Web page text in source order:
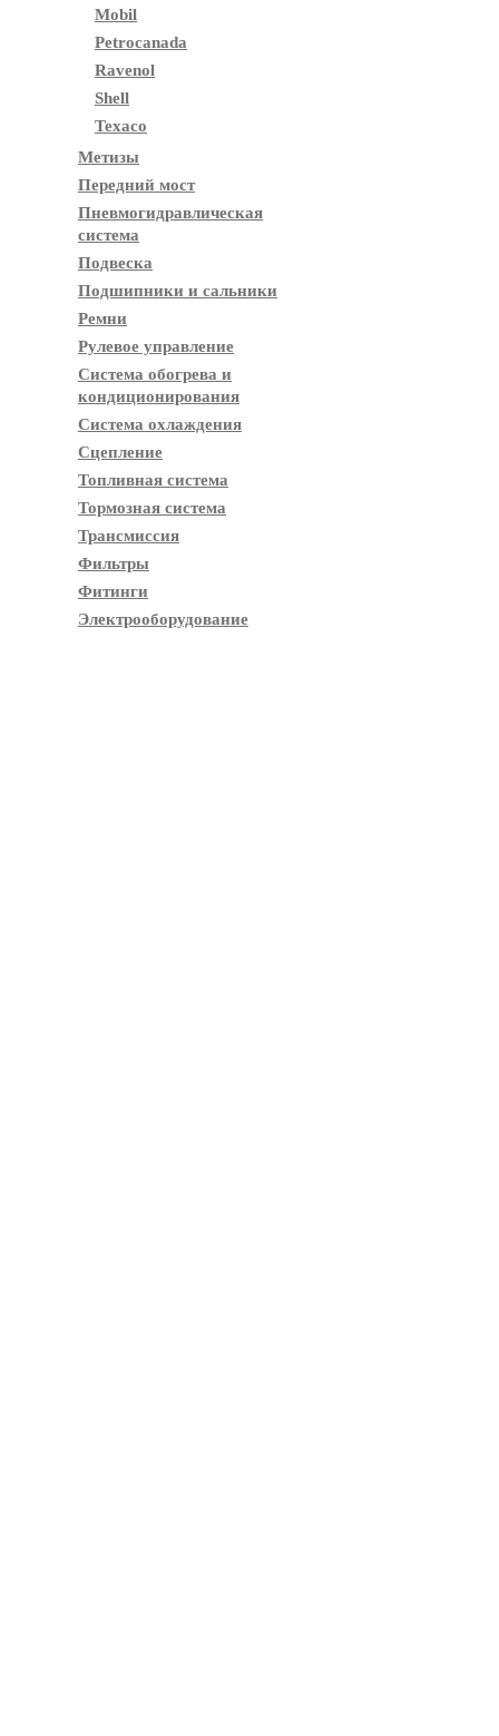
Mobil
Petrocanada
Ravenol
Shell
Texaco
Метизы
Передний мост
Пневмогидравлическая
система
Подвеска
Подшипники и сальники
Ремни
Рулевое управление
Система обогрева и
кондиционирования
Система охлаждения
Сцепление
Топливная система
Тормозная система
Трансмиссия
Фильтры
Фитинги
Электрооборудование